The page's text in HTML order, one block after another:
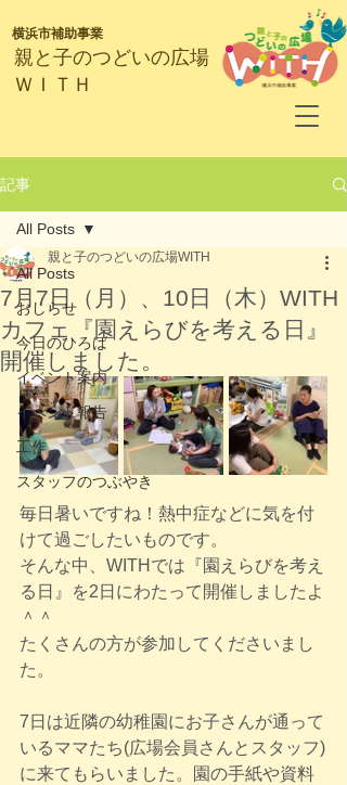
​親と子のつどいの広場
ＷＩＴＨ
横浜市補助事業
記事
All Posts
おしらせ
今日のひろば
イベント案内
イベント報告
工作
スタッフのつぶやき
All Posts
7月7日（月）、10日（木）WITH
カフェ『園えらびを考える日』
開催しました。
親と子のつどいの広場WITH
毎日暑いですね！熱中症などに気を付
けて過ごしたいものです。
そんな中、WITHでは『園えらびを考え
る日』を2日にわたって開催しましたよ
＾＾
たくさんの方が参加してくださいまし
た。
7日は近隣の幼稚園にお子さんが通って
いるママたち(広場会員さんとスタッフ)
に来てもらいました。園の手紙や資料